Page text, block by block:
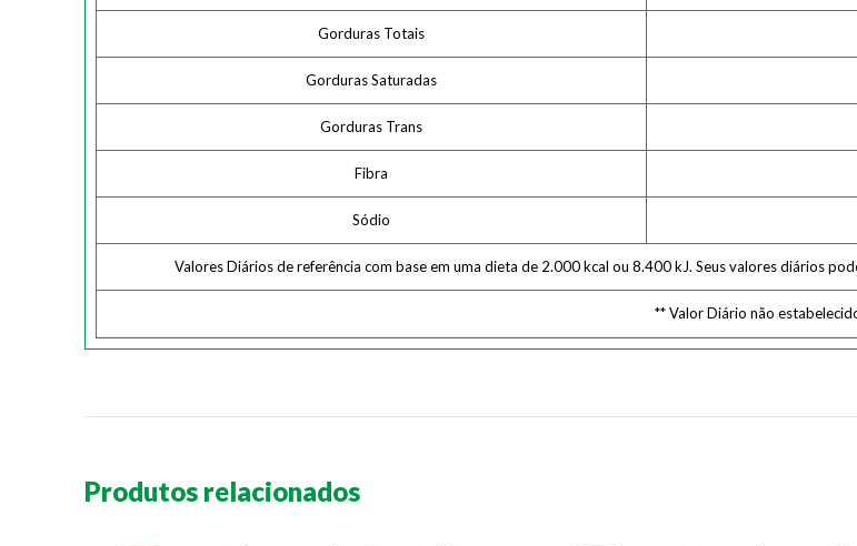
Gorduras Totais
Gorduras Saturadas
Gorduras Trans
Fibra
Sódio
Valores Diários de referência com base em uma dieta de 2.000 kcal ou 8.400 kJ. Seus valores diários
** Valor Diário não
Produtos relacionados